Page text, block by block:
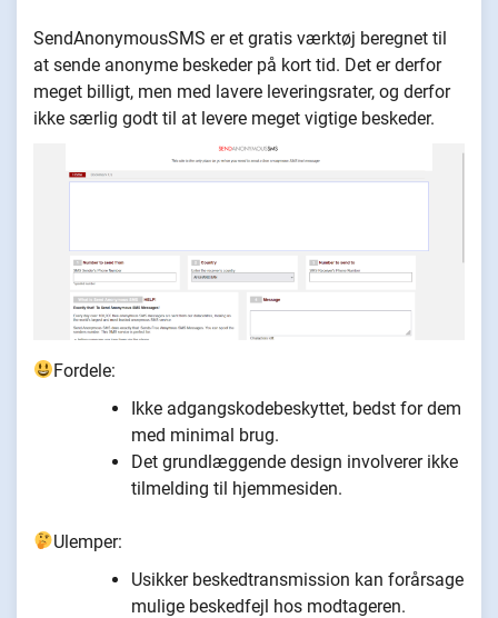
SendAnonymousSMS er et gratis værktøj beregnet til
at sende anonyme beskeder på kort tid. Det er derfor
meget billigt, men med lavere leveringsrater, og derfor
ikke særlig godt til at levere meget vigtige beskeder.
Fordele:
Ikke adgangskodebeskyttet, bedst for dem
med minimal brug.
Det grundlæggende design involverer ikke
tilmelding til hjemmesiden.
Ulemper:
Usikker beskedtransmission kan forårsage
mulige beskedfejl hos modtageren.